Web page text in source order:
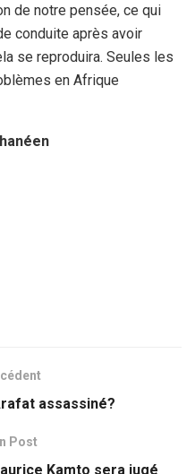
de notre pensée, ce qui
conduite après avoir
se reproduira. Seules les
en Afrique
assassiné?
Post
Kamto sera jugé